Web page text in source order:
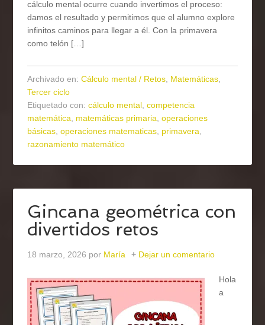
cálculo mental ocurre cuando invertimos el proceso:
damos el resultado y permitimos que el alumno explore
infinitos caminos para llegar a él. Con la primavera
como telón […]
Archivado en:Cálculo mental / Retos, Matemáticas,
Tercer ciclo
Etiquetado con:cálculo mental,competencia
matemática, matemáticas primaria,operaciones
básicas,operaciones matematicas, primavera,
razonamiento matemático
Gincana geométrica con
divertidos retos
18 marzo, 2026 por María Dejar un comentario
Hola
a